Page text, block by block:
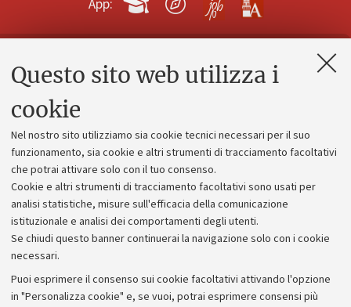
Questo sito web utilizza i
cookie
Nel nostro sito utilizziamo sia cookie tecnici necessari per il suo
funzionamento, sia cookie e altri strumenti di tracciamento facoltativi
che potrai attivare solo con il tuo consenso.
Cookie e altri strumenti di tracciamento facoltativi sono usati per
analisi statistiche, misure sull'efficacia della comunicazione
istituzionale e analisi dei comportamenti degli utenti.
Se chiudi questo banner continuerai la navigazione solo con i cookie
necessari.
Puoi esprimere il consenso sui cookie facoltativi attivando l'opzione
in "Personalizza cookie" e, se vuoi, potrai esprimere consensi più
App:
Contatti e PEC
Alumni community
Piano strategico
Bilanci
Donazioni e 5x1000
Bandi, gare e concorsi
Albo online